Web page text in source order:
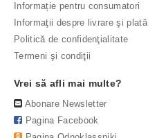
Informație pentru consumatori
Informaţii despre livrare şi plată
Politică de confidenţialitate
Termeni şi condiţii
Vrei să afli mai multe?
Abonare Newsletter
Pagina Facebook